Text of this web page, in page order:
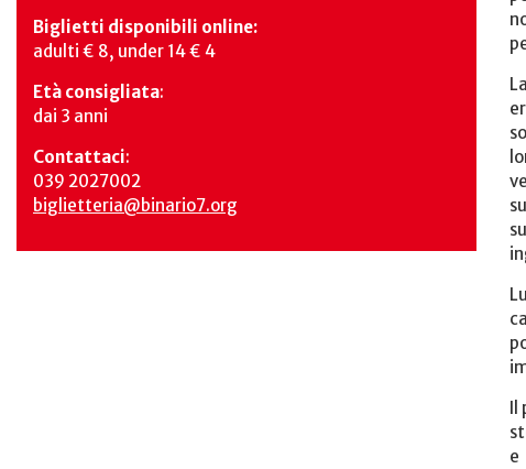
Biglietti disponibili online:
adulti € 8, under 14 € 4
Età consigliata:
dai 3 anni
Contattaci:
039 2027002
biglietteria@binario7.org
e